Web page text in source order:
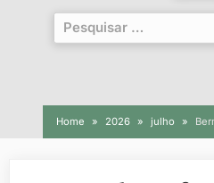
Pesquisar
por:
Home 2026 julho